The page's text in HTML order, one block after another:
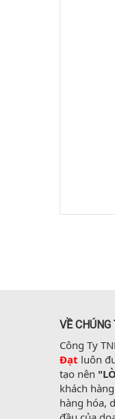
VỀ CHÚNG
Công Ty
Đạt luôn
tạo nên
khách
hàng hóa,